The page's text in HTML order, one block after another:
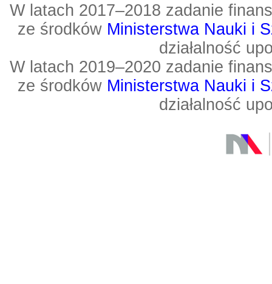
W latach 2017–2018 zadanie
ze środków Ministerstwa Nauki i
działalność
W latach 2019–2020 zadanie
ze środków Ministerstwa Nauki i
działalność